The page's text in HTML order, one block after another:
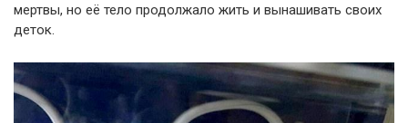
мертвы, но её тело продолжало жить и вынашивать своих
деток.